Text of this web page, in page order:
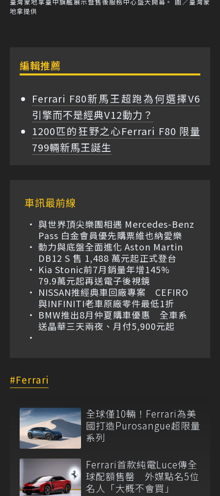
地拿提供
編輯推薦
Ferrari F80新馬王超跑為何選擇V6
引擎而不是經典V12動力？
1200匹的狂野之心Ferrari F80 限量
799輛新馬王誕生
車訊最前線
與世界頂尖樂團相遇 Mercedes-Benz
Pass 白金會員優先購票維也納愛樂
動力與底盤全面進化 Aston Martin
DB12 S 售 1,488 萬元起正式登台
Kia Stonic前7月銷量年增145%
79.9萬元起再送電子後視鏡
NISSAN推經典車回廠專案 CEFIRO
與INFINITI老車原廠零件最低1折
BMW推出8月仲夏購車優惠 全車系
送晶華三天兩夜、月付5,900元起
Ferrari
全球僅10輛！Ferrari為美
國打造Purosangue超限量
系列
Ferrari首款純電Luce傳全
球配額售罄 外媒點名5位
名人「大概不會買」